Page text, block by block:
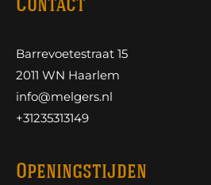
Contact
Barrevoetestraat 15
2011 WN Haarlem
info@melgers.nl
+31235313149
Openingstijden